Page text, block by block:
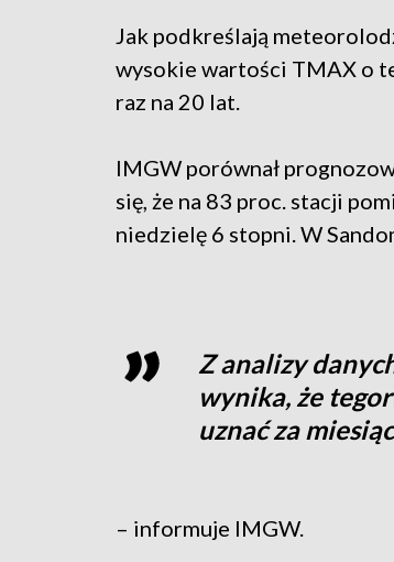
Jak podkreślają
wysokie wartości TMAX o
raz na 20 lat.
IMGW porównał
się, że na 83 proc. stacji
niedzielę 6 stopni. W
Z analizy
wynika, że
uznać za
– informuje IMGW.